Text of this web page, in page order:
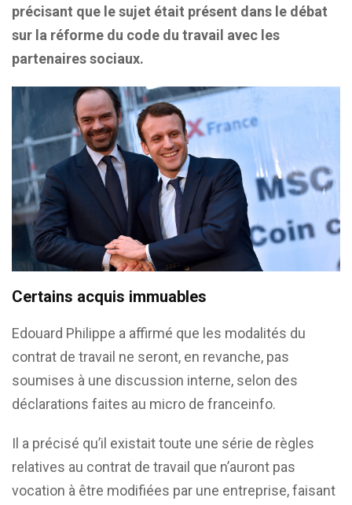
précisant que le sujet était présent dans le débat
sur la réforme du code du travail avec les
partenaires sociaux.
Certains acquis immuables
Edouard Philippe a affirmé que les modalités du
contrat de travail ne seront, en revanche, pas
soumises à une discussion interne, selon des
déclarations faites au micro de franceinfo.
Il a précisé qu’il existait toute une série de règles
relatives au contrat de travail que n’auront pas
vocation à être modifiées par une entreprise, faisant